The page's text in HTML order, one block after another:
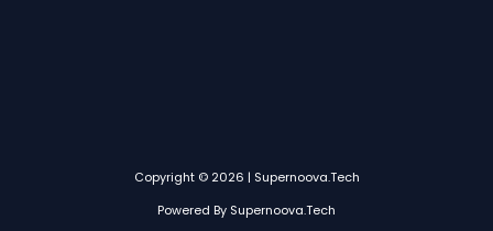
Copyright © 2026 | Supernoova.tech
Powered By Supernoova.tech